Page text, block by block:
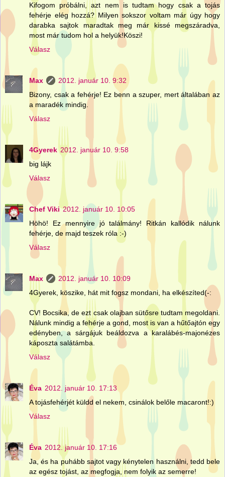
Kifogom próbálni, azt nem is tudtam hogy csak a tojás
fehérje elég hozzá? Milyen sokszor voltam már úgy hogy
darabka sajtok maradtak meg már kissé megszáradva,
most már tudom hol a helyük!Köszi!
Válasz
Max
2012. január 10. 9:32
Bizony, csak a fehérje! Ez benn a szuper, mert általában az
a maradék mindig.
Válasz
4Gyerek 2012. január 10. 9:58
big lájk
Válasz
Chef Viki 2012. január 10. 10:05
Höhö! Ez mennyire jó találmány! Ritkán kallódik nálunk
fehérje, de majd teszek róla :-)
Válasz
Max
2012. január 10. 10:09
4Gyerek, köszike, hát mit fogsz mondani, ha elkészíted(-:
CV! Bocsika, de ezt csak olajban sütősre tudtam megoldani.
Nálunk mindig a fehérje a gond, most is van a hűtőajtón egy
edényben, a sárgájuk beáldozva a karalábés-majonézes
káposzta salátámba.
Válasz
Éva 2012. január 10. 17:13
A tojásfehérjét küldd el nekem, csinálok belőle macaront!:)
Válasz
Éva 2012. január 10. 17:16
Ja, és ha puhább sajtot vagy kénytelen használni, tedd bele
az egész tojást, az megfogja, nem folyik az semerre!